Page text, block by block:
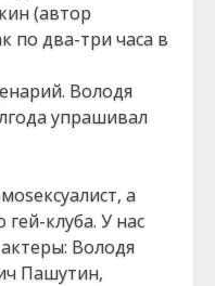
(автор
по два-три часа в
Володя
упрашивал
а
клуба. У нас
Володя
Пашутин,